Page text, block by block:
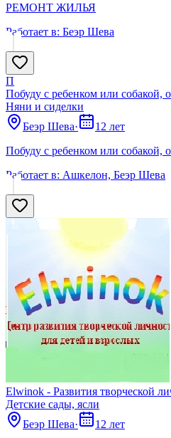
РЕМОНТ ЖИЛЬЯ
Работает в: Беэр Шева
П
Побуду с ребенком или собакой,
Няни и сиделки
Беэр Шева·
12 лет
Побуду с ребенком или собакой,
Работает в: Ашкелон, Беэр Шева
Elwinok - Развития творческой
Детские сады, ясли
Беэр Шева·
12 лет